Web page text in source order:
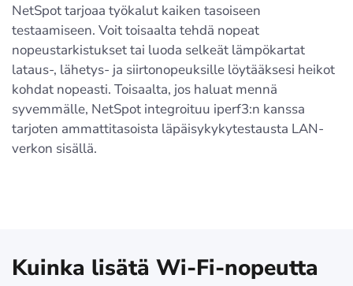
NetSpot tarjoaa työkalut kaiken tasoiseen
testaamiseen. Voit toisaalta tehdä nopeat
nopeustarkistukset tai luoda selkeät lämpökartat
lataus-, lähetys- ja siirtonopeuksille löytääksesi heikot
kohdat nopeasti. Toisaalta, jos haluat mennä
syvemmälle, NetSpot integroituu iperf3:n kanssa
tarjoten ammattitasoista läpäisykykytestausta LAN-
verkon sisällä.
Kuinka lisätä Wi-Fi-nopeutta